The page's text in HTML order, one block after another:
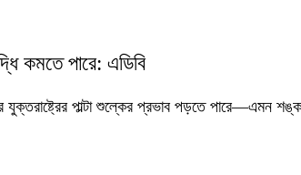
কমতে পারে: এডিবি
যুক্তরাষ্ট্রের পাল্টা শুল্কের প্রভাব পড়তে পারে—এমন